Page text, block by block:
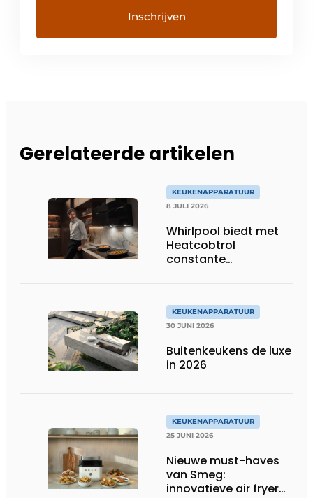
Gerelateerde artikelen
KEUKENAPPARATUUR
8 JULI 2026
Whirlpool biedt met
Heatcobtrol
constante
KEUKENAPPARATUUR
30 JUNI 2026
Buitenkeukens de luxe
in 2026
KEUKENAPPARATUUR
25 JUNI 2026
Nieuwe must-haves
van Smeg:
innovatieve air fryer